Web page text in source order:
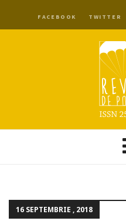
FACEBOOK TWITTER
16 SEPTEMBRIE , 2018